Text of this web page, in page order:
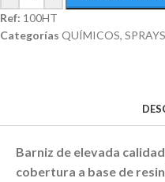
Ref: 100HT
Categorías QUÍMICOS, SPRAYS
Barniz de elevada
cobertura a base de